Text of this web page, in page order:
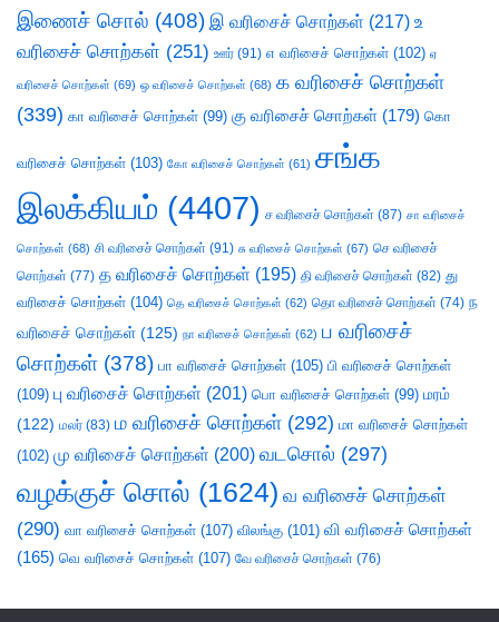
இணைச் சொல் (408) இ வரிசைச் சொற்கள் (217) உ
வரிசைச் சொற்கள் (251) ஊர் (91) எ வரிசைச் சொற்கள் (102) ஏ
வரிசைச் சொற்கள் (69) ஒ வரிசைச் சொற்கள் (68) க வரிசைச் சொற்கள்
(339) கா வரிசைச் சொற்கள் (99) கு வரிசைச் சொற்கள் (179) கொ
வரிசைச் சொற்கள் (103) கோ வரிசைச் சொற்கள் (61) சங்க
இலக்கியம் (4407) ச வரிசைச் சொற்கள் (87) சா வரிசைச்
சொற்கள் (68) சி வரிசைச் சொற்கள் (91) சு வரிசைச் சொற்கள் (67) செ வரிசைச்
சொற்கள் (77) த வரிசைச் சொற்கள் (195) தி வரிசைச் சொற்கள் (82) து
வரிசைச் சொற்கள் (104) தெ வரிசைச் சொற்கள் (62) தொ வரிசைச் சொற்கள் (74) ந
வரிசைச் சொற்கள் (125) நா வரிசைச் சொற்கள் (62) ப வரிசைச்
சொற்கள் (378) பா வரிசைச் சொற்கள் (105) பி வரிசைச் சொற்கள்
(109) பு வரிசைச் சொற்கள் (201) பொ வரிசைச் சொற்கள் (99) மரம்
(122) மலர் (83) ம வரிசைச் சொற்கள் (292) மா வரிசைச் சொற்கள்
(102) மு வரிசைச் சொற்கள் (200) வடசொல் (297)
வழக்குச் சொல் (1624) வ வரிசைச் சொற்கள்
(290) வா வரிசைச் சொற்கள் (107) விலங்கு (101) வி வரிசைச் சொற்கள்
(165) வெ வரிசைச் சொற்கள் (107) வே வரிசைச் சொற்கள் (76)